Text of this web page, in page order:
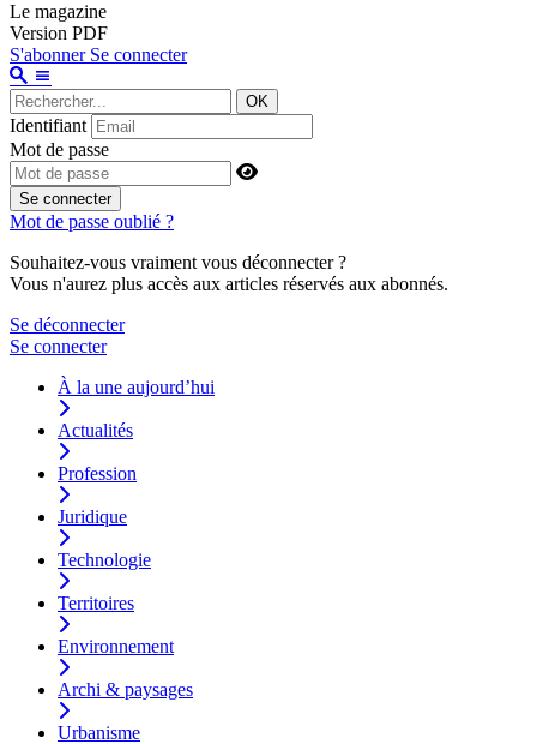
Le magazine
Version PDF
S'abonner Se connecter
OK
Identifiant
Mot de passe
Se connecter
Mot de passe oublié ?
Souhaitez-vous vraiment vous déconnecter ?
Vous n'aurez plus accès aux articles réservés aux abonnés.
Se déconnecter
Se connecter
À la une aujourd’hui
Actualités
Profession
Juridique
Technologie
Territoires
Environnement
Archi & paysages
Urbanisme